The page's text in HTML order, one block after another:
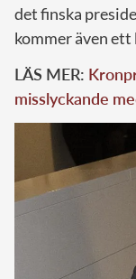
det finska
kommer även ett
LÄS MER:
misslyckande